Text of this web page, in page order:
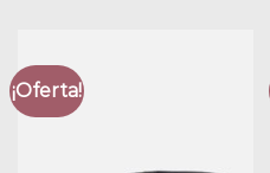
¡Oferta!